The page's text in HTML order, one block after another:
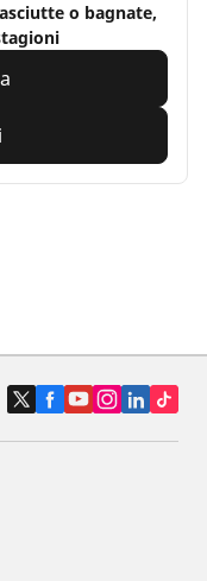
o bagnate,